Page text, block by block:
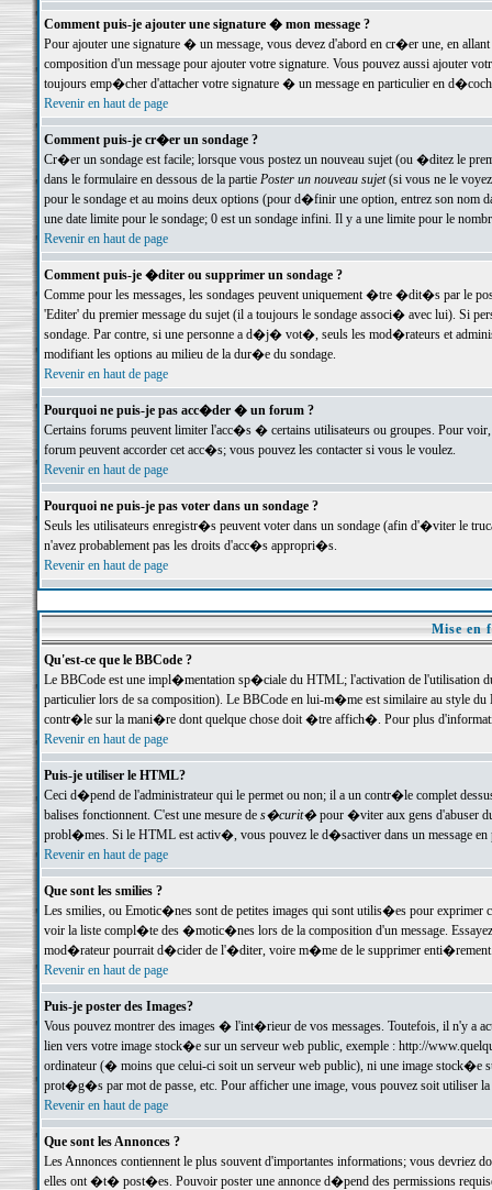
Comment puis-je ajouter une signature � mon message ?
Pour ajouter une signature � un message, vous devez d'abord en cr�er une, en
composition d'un message pour ajouter votre signature. Vous pouvez aussi ajouter
toujours emp�cher d'attacher votre signature � un message en particulier en
Revenir en haut de page
Comment puis-je cr�er un sondage ?
Cr�er un sondage est facile; lorsque vous postez un nouveau sujet (ou �ditez le
dans le formulaire en dessous de la partie Poster un nouveau sujet(si vous ne le voyez
pour le sondage et au moins deux options (pour d�finir une option, entrez son nom
une date limite pour le sondage; 0 est un sondage infini. Il y a une limite pour le
Revenir en haut de page
Comment puis-je �diter ou supprimer un sondage ?
Comme pour les messages, les sondages peuvent uniquement �tre �dit�s par le
'Editer' du premier message du sujet (il a toujours le sondage associ� avec lui). Si
sondage. Par contre, si une personne a d�j� vot�, seuls les mod�rateurs et
modifiant les options au milieu de la dur�e du sondage.
Revenir en haut de page
Pourquoi ne puis-je pas acc�der � un forum ?
Certains forums peuvent limiter l'acc�s � certains utilisateurs ou groupes. Pour
forum peuvent accorder cet acc�s; vous pouvez les contacter si vous le voulez.
Revenir en haut de page
Pourquoi ne puis-je pas voter dans un sondage ?
Seuls les utilisateurs enregistr�s peuvent voter dans un sondage (afin d'�viter le
n'avez probablement pas les droits d'acc�s appropri�s.
Revenir en haut de page
Mise en
Qu'est-ce que le BBCode ?
Le BBCode est une impl�mentation sp�ciale du HTML; l'activation de l'utilisation
particulier lors de sa composition). Le BBCode en lui-m�me est similaire au style
contr�le sur la mani�re dont quelque chose doit �tre affich�. Pour plus
Revenir en haut de page
Puis-je utiliser le HTML?
Ceci d�pend de l'administrateur qui le permet ou non; il a un contr�le complet
balises fonctionnent. C'est une mesure de s�curit�pour �viter aux gens d'abuser
probl�mes. Si le HTML est activ�, vous pouvez le d�sactiver dans un message en
Revenir en haut de page
Que sont les smilies ?
Les smilies, ou Emotic�nes sont de petites images qui sont utilis�es pour exprimer
voir la liste compl�te des �motic�nes lors de la composition d'un message.
mod�rateur pourrait d�cider de l'�diter, voire m�me de le supprimer
Revenir en haut de page
Puis-je poster des Images?
Vous pouvez montrer des images � l'int�rieur de vos messages. Toutefois, il n'y a
lien vers votre image stock�e sur un serveur web public, exemple : http://
ordinateur (� moins que celui-ci soit un serveur web public), ni une image stock�e
prot�g�s par mot de passe, etc. Pour afficher une image, vous pouvez soit
Revenir en haut de page
Que sont les Annonces ?
Les Annonces contiennent le plus souvent d'importantes informations; vous devriez
elles ont �t� post�es. Pouvoir poster une annonce d�pend des permissions